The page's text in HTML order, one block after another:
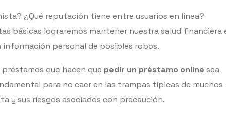
¿Qué reputación tiene entre usuarios en línea?
básicas lograremos mantener nuestra salud financiera
personal de posibles robos.
que hacen que pedir un préstamo online sea
para no caer en las trampas típicas de muchos
y sus riesgos asociados con precaución.